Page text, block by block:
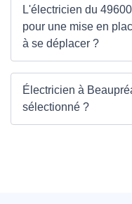
L'électricien du
pour une mise en
à se déplacer ?
Électricien à
sélectionné ?